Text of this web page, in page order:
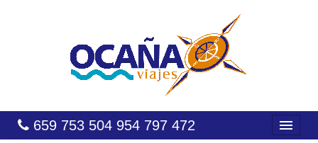
659 753 504 954 797 472